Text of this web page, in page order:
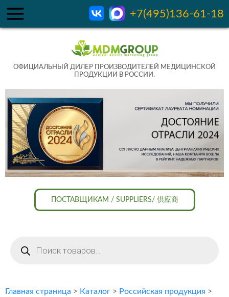
+7(495)136-61-18
ОФИЦИАЛЬНЫЙ ДИЛЕР ПРОИЗВОДИТЕЛЕЙ МЕДИЦИНСКОЙ
ПРОДУКЦИИ В РОССИИ.
ПОСТАВЩИКАМ / SUPPLIERS/ 供应商
товаров
Главная страница > Каталог > Российская продукция >